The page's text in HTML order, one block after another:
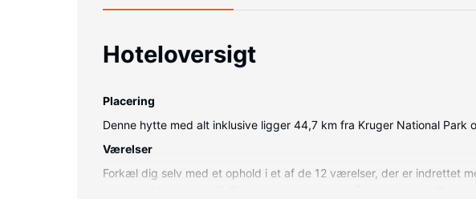
Hoteloversigt
Placering
Denne hytte med alt inklusive ligger 44,7 km fra Kruger National Park
Værelser
Forkæl dig selv med et ophold i et af de 12 værelser, der er indrettet